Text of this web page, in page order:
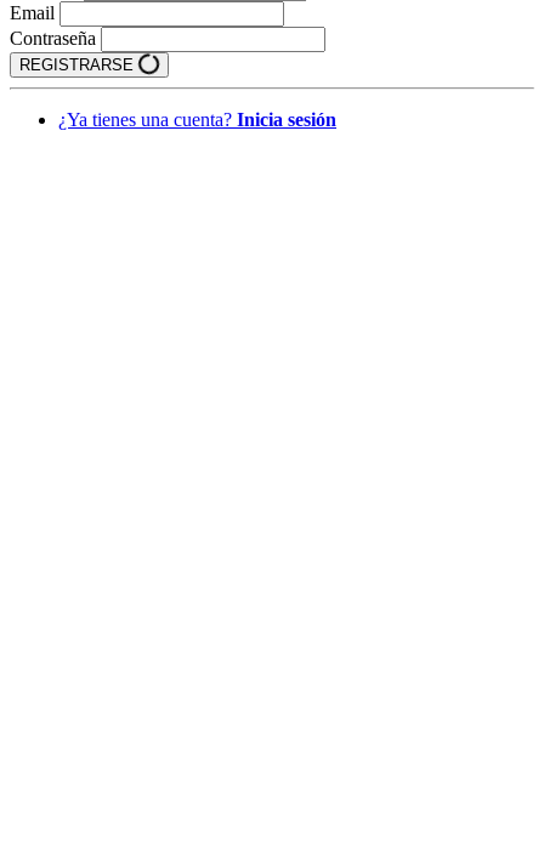
Email
Contraseña
REGISTRARSE
¿Ya tienes una cuenta? Inicia sesión